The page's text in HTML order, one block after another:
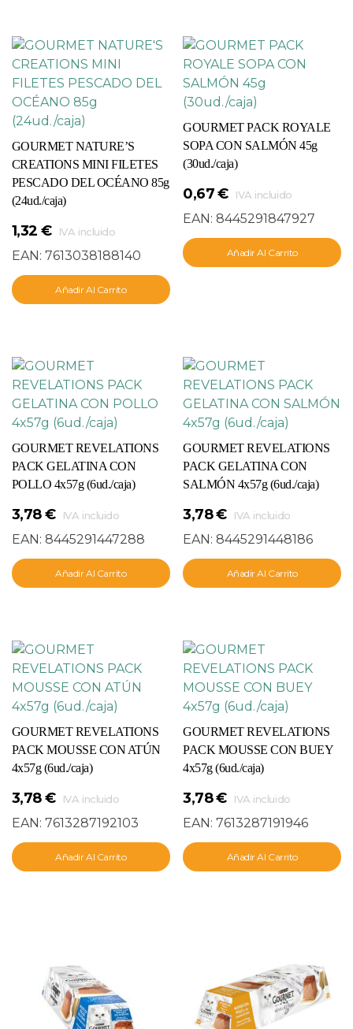
GOURMET NATURE’S
CREATIONS MINI FILETES
PESCADO DEL OCÉANO 85g
(24ud./caja)
1,32 € IVA incluido
EAN: 7613038188140
Añadir Al Carrito
GOURMET PACK ROYALE
SOPA CON SALMÓN 45g
(30ud./caja)
0,67€ IVA incluido
EAN:8445291847927
Añadir Al Carrito
GOURMET REVELATIONS
PACK GELATINA CON
POLLO 4x57g (6ud./caja)
3,78€ IVA incluido
EAN: 8445291447288
Añadir Al Carrito
GOURMET REVELATIONS
PACK GELATINA CON
SALMÓN 4x57g (6ud./caja)
3,78€ IVA incluido
EAN:8445291448186
Añadir Al Carrito
GOURMET REVELATIONS
PACK MOUSSE CON ATÚN
4x57g (6ud./caja)
3,78€ IVA incluido
EAN: 7613287192103
Añadir Al Carrito
GOURMET REVELATIONS
PACK MOUSSE CON BUEY
4x57g (6ud./caja)
3,78€ IVA incluido
EAN:7613287191946
Añadir Al Carrito